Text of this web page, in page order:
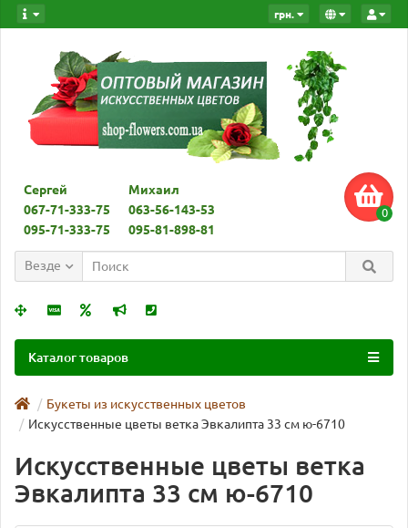
грн.
Сергей
067-71-333-75
095-71-333-75
Михаил
063-56-143-53
095-81-898-81
0
Везде
Каталог товаров
Букеты из искусственных цветов
Искусственные цветы ветка Эвкалипта 33 см ю-6710
Искусственные цветы ветка
Эвкалипта 33 см ю-6710